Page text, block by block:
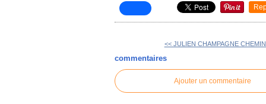
<< JULIEN CHAMPAGNE
commentaires
Ajouter un commentaire